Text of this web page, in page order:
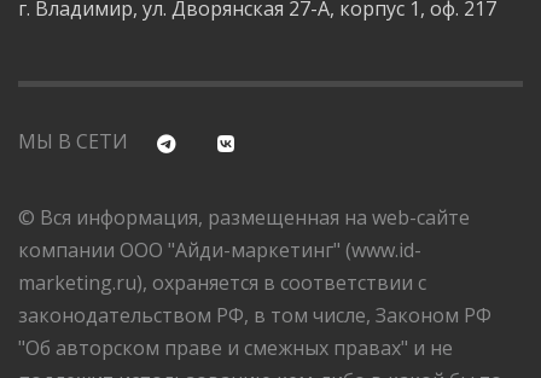
г. Владимир, ул. Дворянская 27-А, корпус 1, оф. 217
МЫ В СЕТИ
© Вся информация, размещенная на web-сайте
компании ООО "Айди-маркетинг" (www.id-
marketing.ru), охраняется в соответствии с
законодательством РФ, в том числе, Законом РФ
"Об авторском праве и смежных правах" и не